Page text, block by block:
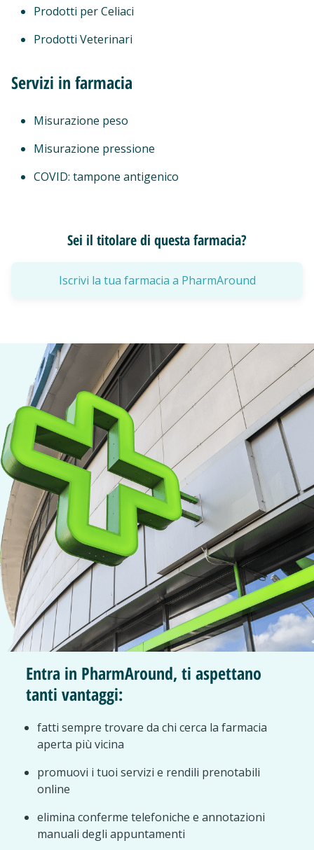
Prodotti per Celiaci
Prodotti Veterinari
Servizi in farmacia
Misurazione peso
Misurazione pressione
COVID: tampone antigenico
Sei il titolare di questa farmacia?
Iscrivi la tua farmacia a PharmAround
Entra in PharmAround, ti aspettano
tanti vantaggi:
fatti sempre trovare da chi cerca la farmacia
aperta più vicina
promuovi i tuoi servizi e rendili prenotabili
online
elimina conferme telefoniche e annotazioni
manuali degli appuntamenti